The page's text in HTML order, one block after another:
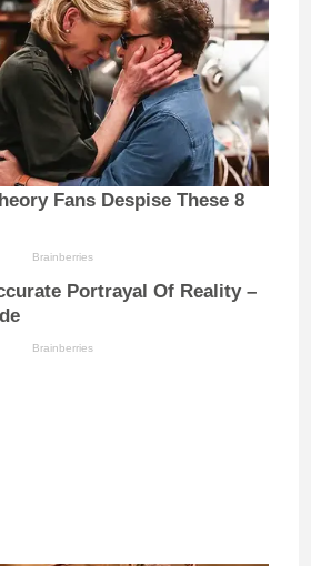
Fans Despise These 8
Brainberries
Portrayal Of Reality –
Brainberries